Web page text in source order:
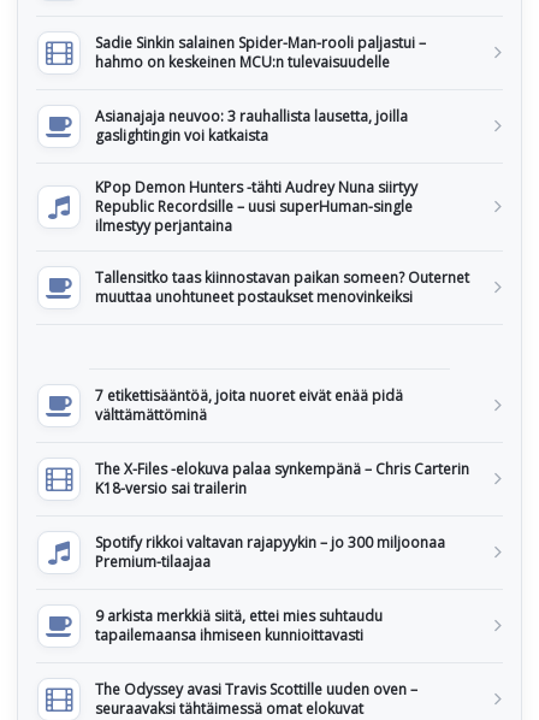
Sadie Sinkin salainen Spider-Man-rooli paljastui –
hahmo on keskeinen MCU:n tulevaisuudelle
Asianajaja neuvoo: 3 rauhallista lausetta, joilla
gaslightingin voi katkaista
KPop Demon Hunters -tähti Audrey Nuna siirtyy
Republic Recordsille – uusi superHuman-single
ilmestyy perjantaina
Tallensitko taas kiinnostavan paikan someen? Outernet
muuttaa unohtuneet postaukset menovinkeiksi
7 etikettisääntöä, joita nuoret eivät enää pidä
välttämättöminä
The X-Files -elokuva palaa synkempänä – Chris Carterin
K18-versio sai trailerin
Spotify rikkoi valtavan rajapyykin – jo 300 miljoonaa
Premium-tilaajaa
9 arkista merkkiä siitä, ettei mies suhtaudu
tapailemaansa ihmiseen kunnioittavasti
The Odyssey avasi Travis Scottille uuden oven –
seuraavaksi tähtäimessä omat elokuvat